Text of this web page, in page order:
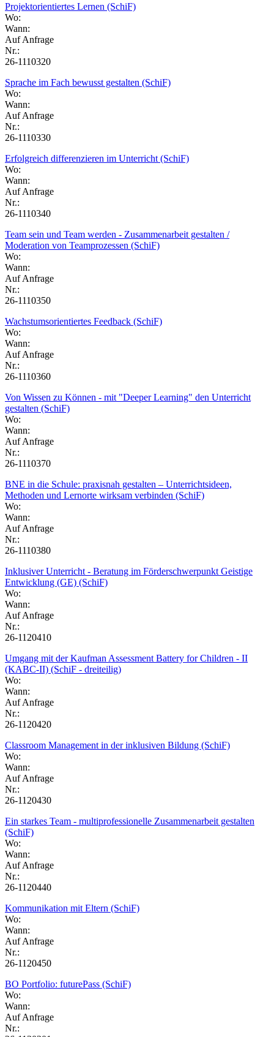
Projektorientiertes Lernen (SchiF)
Wo:
Wann:
Auf Anfrage
Nr.:
26-1110320
Sprache im Fach bewusst gestalten (SchiF)
Wo:
Wann:
Auf Anfrage
Nr.:
26-1110330
Erfolgreich differenzieren im Unterricht (SchiF)
Wo:
Wann:
Auf Anfrage
Nr.:
26-1110340
Team sein und Team werden - Zusammenarbeit gestalten /
Moderation von Teamprozessen (SchiF)
Wo:
Wann:
Auf Anfrage
Nr.:
26-1110350
Wachstumsorientiertes Feedback (SchiF)
Wo:
Wann:
Auf Anfrage
Nr.:
26-1110360
Von Wissen zu Können - mit "Deeper Learning" den Unterricht
gestalten (SchiF)
Wo:
Wann:
Auf Anfrage
Nr.:
26-1110370
BNE in die Schule: praxisnah gestalten – Unterrichtsideen,
Methoden und Lernorte wirksam verbinden (SchiF)
Wo:
Wann:
Auf Anfrage
Nr.:
26-1110380
Inklusiver Unterricht - Beratung im Förderschwerpunkt Geistige
Entwicklung (GE) (SchiF)
Wo:
Wann:
Auf Anfrage
Nr.:
26-1120410
Umgang mit der Kaufman Assessment Battery for Children - II
(KABC-II) (SchiF - dreiteilig)
Wo:
Wann:
Auf Anfrage
Nr.:
26-1120420
Classroom Management in der inklusiven Bildung (SchiF)
Wo:
Wann:
Auf Anfrage
Nr.:
26-1120430
Ein starkes Team - multiprofessionelle Zusammenarbeit gestalten
(SchiF)
Wo:
Wann:
Auf Anfrage
Nr.:
26-1120440
Kommunikation mit Eltern (SchiF)
Wo:
Wann:
Auf Anfrage
Nr.:
26-1120450
BO Portfolio: futurePass (SchiF)
Wo:
Wann:
Auf Anfrage
Nr.: